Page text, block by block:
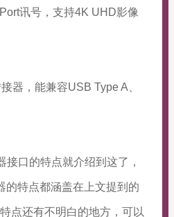
讯号，支持4K UHD影像
器，能兼容USB Type A、
接口的特点就介绍到这了，
的特点都涵盖在上文提到的
点还有不明白的地方，可以